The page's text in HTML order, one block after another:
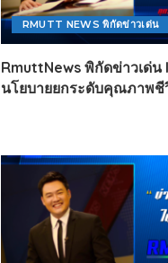
RMUTT NEWS พิกัดข่าวเด่น
RmuttNews พิกัดข่าวเด่น
นโยบายยกระดับคุณภาพ